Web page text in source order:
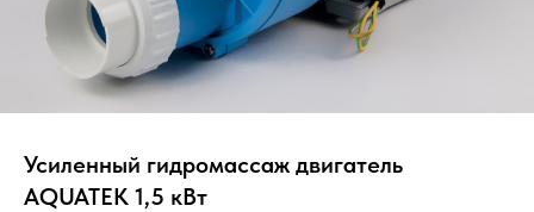
Усиленный гидромассаж двигатель
AQUATEK 1,5 кВт